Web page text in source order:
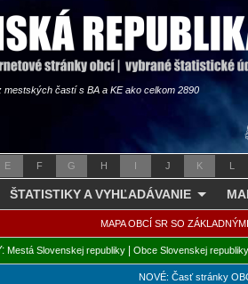
mestských častí s BA a KE ako celkom 2890
E F G H I J K L
ŠTATISTIKY A VYHĽADÁVANIE
MAPA OBCÍ SR SO
Mestá Slovenskej republiky| Obce Slovenskej republiky
NOVÉ: Časť stránky